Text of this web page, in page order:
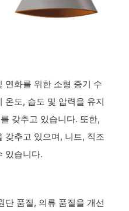
연화를 위한 소형 증기 수
온도, 습도 및 압력을 유지
갖추고 있습니다. 또한,
갖추고 있으며, 니트, 직조
있습니다.
단 품질, 의류 품질을 개선